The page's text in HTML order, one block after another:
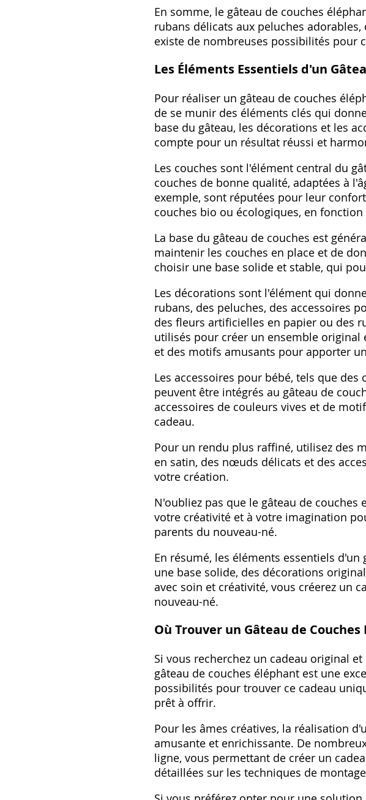
En somme, le gâteau de couches
rubans délicats aux peluches
existe de nombreuses possibilités pour
Les Éléments Essentiels d'un
Pour réaliser un gâteau de couches
de se munir des éléments clés qui
base du gâteau, les décorations et les
compte pour un résultat réussi et
Les couches sont l'élément central du
couches de bonne qualité, adaptées à
exemple, sont réputées pour leur
couches bio ou écologiques, en
La base du gâteau de couches est
maintenir les couches en place et de
choisir une base solide et stable, qui
Les décorations sont l'élément qui
rubans, des peluches, des accessoires
des fleurs artificielles en papier ou des
utilisés pour créer un ensemble original
et des motifs amusants pour apporter
Les accessoires pour bébé, tels que
peuvent être intégrés au gâteau de
accessoires de couleurs vives et de
cadeau.
Pour un rendu plus raffiné, utilisez des
en satin, des nœuds délicats et des
votre création.
N'oubliez pas que le gâteau de
votre créativité et à votre imagination
parents du nouveau-né.
En résumé, les éléments essentiels
une base solide, des décorations
avec soin et créativité, vous créerez un
nouveau-né.
Où Trouver un Gâteau de Couches
Si vous recherchez un cadeau original
gâteau de couches éléphant est une
possibilités pour trouver ce cadeau
prêt à offrir.
Pour les âmes créatives, la réalisation
amusante et enrichissante. De
ligne, vous permettant de créer un
détaillées sur les techniques de